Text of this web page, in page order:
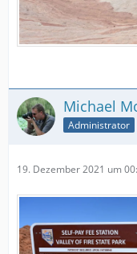
Michael
Administrator
19. Dezember 2021 um